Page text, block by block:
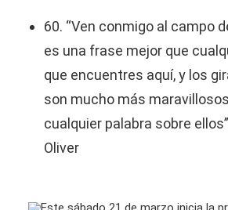
60. “Ven conmigo al campo
es una frase mejor que
que encuentres aquí, y los
son mucho más
cualquier palabra sobre
Oliver